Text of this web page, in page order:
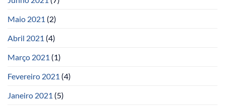
Maio 2021 (2)
Abril 2021 (4)
Março 2021 (1)
Fevereiro 2021 (4)
Janeiro 2021 (5)